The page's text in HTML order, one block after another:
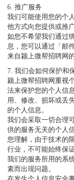
6. 推广服务
我们可能使用您的个
他方式向您提供或推
如您不希望我们通过
息，您可以通过「邮
来自颍上微帮招聘网
7. 我们会如何保护和
颍上微帮招聘网重视
法来保护您的个人信
用、修改、损坏或丢
的个人信息。
我们会采取一切合理
供的服务无关的个人
您理解，由于技术的
行业，不可能始终保
我们的服务所用的系
素而出现问题。
在发生个人信息安全